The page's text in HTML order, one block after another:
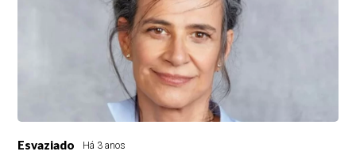
Esvaziado Há 3 anos